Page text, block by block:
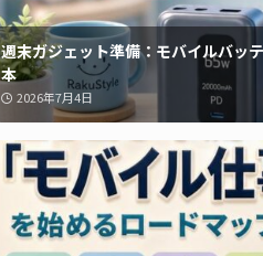
週末ガジェット準備：モバイルバッ
本
2026年7月4日